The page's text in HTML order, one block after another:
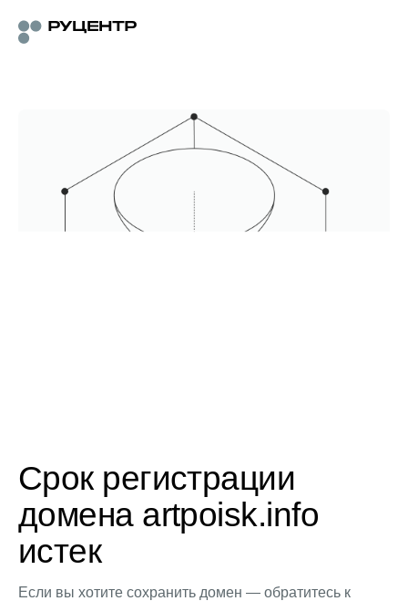
Срок регистрации
домена artpoisk.info
истек
Если вы хотите сохранить домен — обратитесь к